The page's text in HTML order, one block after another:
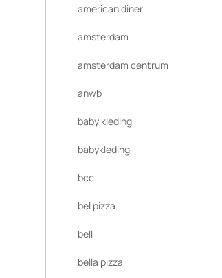
american diner
amsterdam
amsterdam centrum
anwb
baby kleding
babykleding
bcc
bel pizza
bell
bella pizza